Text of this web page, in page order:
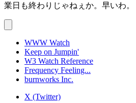
業日も終わりじゃねぇか。早いわ。
WWW Watch
Keep on Jumpin'
W3 Watch Reference
Frequency Feeling...
burnworks Inc.
X (Twitter)